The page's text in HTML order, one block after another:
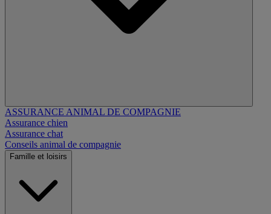
ASSURANCE ANIMAL DE COMPAGNIE
Assurance chien
Assurance chat
Conseils animal de compagnie
Famille et loisirs